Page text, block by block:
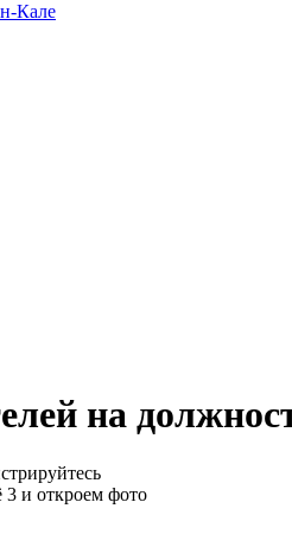
Кале
на
и откроем фото